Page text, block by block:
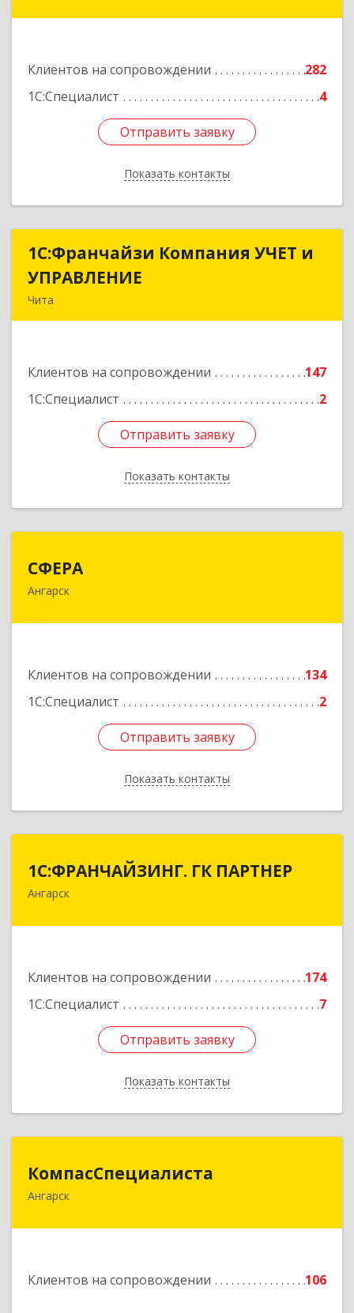
Клиентов на сопровождении
282
1С:Специалист
4
Отправить заявку
Показать контакты
Отправить заявку
Назад
1С:Франчайзи Компания УЧЕТ и
УПРАВЛЕНИЕ
Чита
Клиентов на сопровождении
147
1С:Специалист
2
Отправить заявку
Показать контакты
1С:Франчайзи Компания УЧЕТ и
Подробнее
Отправить заявку
Назад
СФЕРА
Ангарск
Клиентов на сопровождении
134
1С:Специалист
2
Отправить заявку
Показать контакты
665816, Иркутская обл, Ангарск г, 177-й кв-л,
Отправить заявку
Назад
1С:ФРАНЧАЙЗИНГ. ГК ПАРТНЕР
Ангарск
Клиентов на сопровождении
174
1С:Специалист
7
Отправить заявку
Показать контакты
1С:ФРАНЧАЙЗИНГ. ГК ПАРТНЕР
Отправить заявку
Назад
КомпасСпециалиста
Ангарск
Клиентов на сопровождении 106
665826, Иркутская обл, Ангарск г, 12А мкр, дом